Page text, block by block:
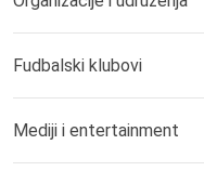
Fudbalski klubovi
Mediji i entertainment